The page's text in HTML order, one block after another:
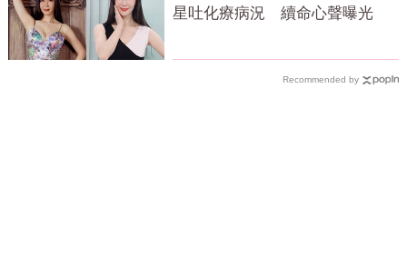
星吐化療病況 續命心聲曝光
Recommended by